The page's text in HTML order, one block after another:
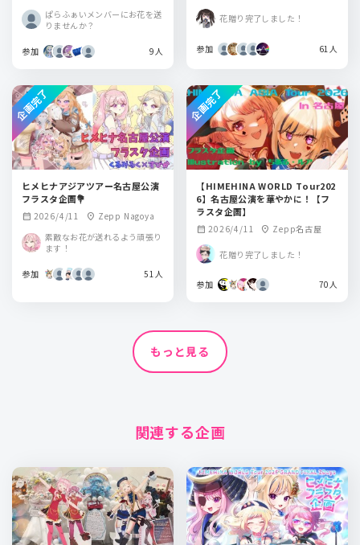
ぱらふぁいメンバーにお花を送
りませんか？
参加 9人
花贈り完了しました！
参加 61人
ヒメヒナアジアツアー名古屋公演
フラスタ企画💐
calendar_month 2026/4/11 location_on Zepp Nagoya
素敵なお花が送れるよう頑張り
ます！
参加 51人
企画完了
【HIMEHINA WORLD Tour202
6】名古屋公演を華やかに！【フ
ラスタ企画】
calendar_month 2026/4/11 location_on Zepp名古屋
花贈り完了しました！
参加 70人
企画完了
もっと見る
関連する企画